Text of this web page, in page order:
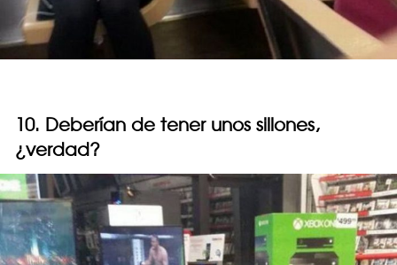
10. Deberían de tener unos sillones,
¿verdad?